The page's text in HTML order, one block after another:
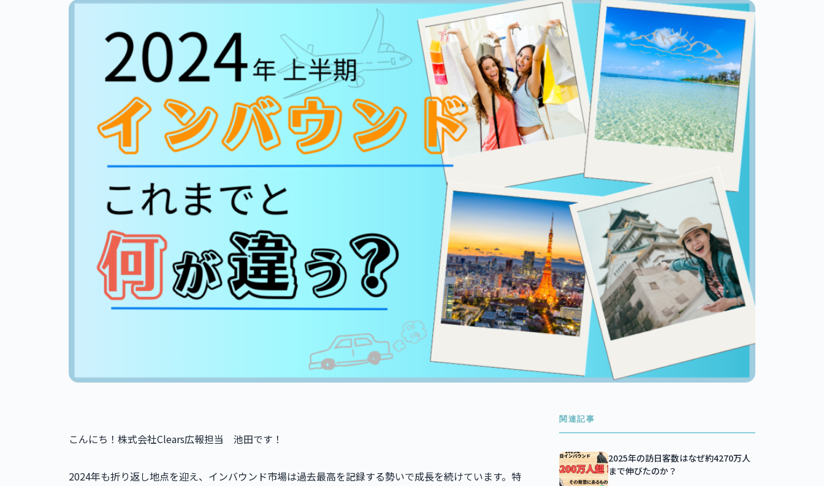
こんにち！株式会社Clears広報担当 池田です！
2024年も折り返し地点を迎え、インバウンド市場は過去最高を記録する勢いで成長を続けています。特
関連記事
2025年の訪日客数はなぜ約4270万人
まで伸びたのか？